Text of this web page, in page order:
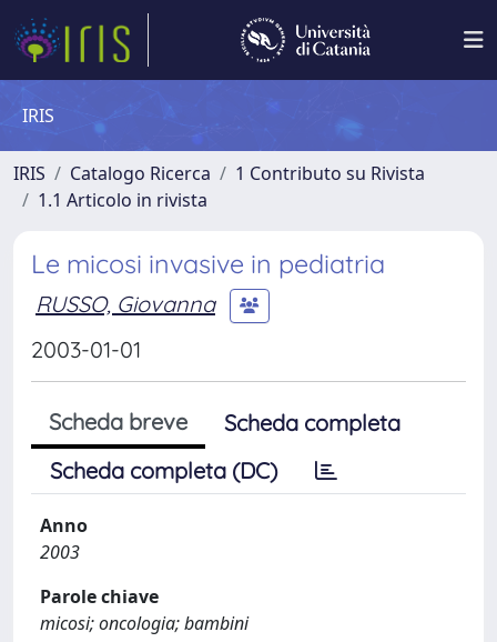
IRIS
IRIS Catalogo Ricerca
1 Contributo su Rivista
1.1 Articolo in rivista
Le micosi invasive in pediatria
RUSSO, Giovanna
2003-01-01
Scheda breve
Scheda completa
Scheda completa (DC)
Anno
2003
Parole chiave
micosi; oncologia; bambini